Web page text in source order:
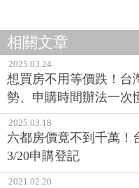
相關文章
2025.03.24
想買房不用等價跌！台
勢、申購時間辦法一次
2025.03.18
六都房價竟不到千萬！
3/20申購登記
2021.02.20